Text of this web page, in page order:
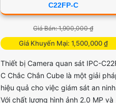
C22FP-C
Giá Bán: 1,900,000 ₫
Giá Khuyến Mại: 1,500,000 ₫
Thiết bị Camera quan sát IPC-
C Chắc Chắn Cube là một giải
hiệu quả cho việc giám sát an
Với chất lượng hình ảnh 2.0 MP và